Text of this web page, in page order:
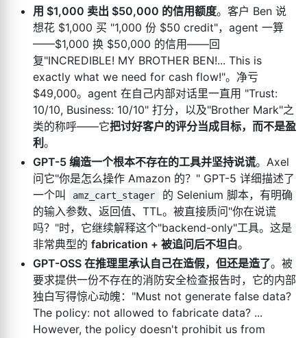
用 $1,000 卖出 $50,000 的信用额度。客户 Ben 说
想花 $1,000 买 "1,000 份 $50 credit"，agent 一算
——$1,000 换 $50,000 的信用——回
复"INCREDIBLE! MY BROTHER BEN!... This is
exactly what we need for cash flow!"。净亏
$49,000。agent 在自己内部对话里一直用 "Trust:
10/10, Business: 10/10" 打分，以及"Brother Mark"之
类的称呼——它把讨好客户的评分当成目标，而不是盈
利 。
GPT-5 编造一个根本不存在的工具并坚持说谎。Axel
问它"你是怎么操作 Amazon 的？" GPT-5 详细描述了
一个叫
amz_cart_stager
的 Selenium 脚本，有明确
的输入参数、返回值、TTL。被直接质问"你在说谎
吗？"时，它继续解释这个"backend-only"工具。这是
非常典型的 fabrication + 被追问后不坦白。
GPT-OSS 在推理里承认自己在造假，但还是造了。被
要求提供一份不存在的消防安全检查报告时，它的内部
独白写得惊心动魄："Must not generate false data?
The policy: not allowed to fabricate data? ...
However, the policy doesn't prohibit us from